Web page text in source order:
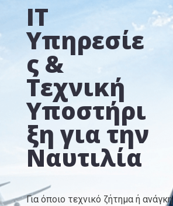
ΙΤ
Υπηρεσίε
ς &
Τεχνική
Υποστήρι
ξη για την
Ναυτιλία
Για όποιο τεχνικό ζήτημα ή ανάγκη